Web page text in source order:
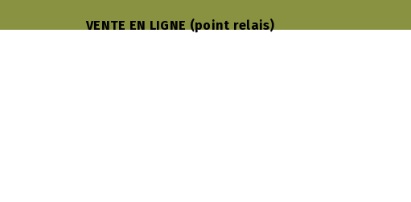
VENTE EN LIGNE (point relais)